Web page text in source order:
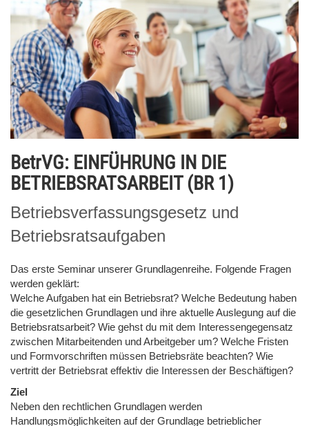
BetrVG: EINFÜHRUNG IN DIE
BETRIEBSRATSARBEIT (BR 1)
Betriebsverfassungsgesetz und
Betriebsratsaufgaben
Das erste Seminar unserer Grundlagenreihe. Folgende Fragen
werden geklärt:
Welche Aufgaben hat ein Betriebsrat? Welche Bedeutung haben
die gesetzlichen Grundlagen und ihre aktuelle Auslegung auf die
Betriebsratsarbeit? Wie gehst du mit dem Interessengegensatz
zwischen Mitarbeitenden und Arbeitgeber um? Welche Fristen
und Formvorschriften müssen Betriebsräte beachten? Wie
vertritt der Betriebsrat effektiv die Interessen der Beschäftigen?
Ziel
Neben den rechtlichen Grundlagen werden
Handlungsmöglichkeiten auf der Grundlage betrieblicher